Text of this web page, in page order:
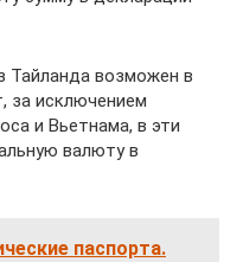
Тайланда возможен в
за исключением
и Вьетнама, в эти
валюту в
паспорта.